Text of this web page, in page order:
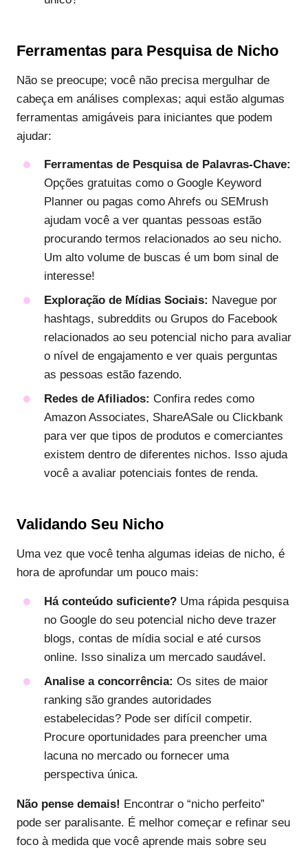
Ferramentas para Pesquisa de Nicho
Não se preocupe; você não precisa mergulhar de
cabeça em análises complexas; aqui estão algumas
ferramentas amigáveis para iniciantes que podem
ajudar:
Ferramentas de Pesquisa de Palavras-Chave:
Opções gratuitas como o Google Keyword
Planner ou pagas como Ahrefs ou SEMrush
ajudam você a ver quantas pessoas estão
procurando termos relacionados ao seu nicho.
Um alto volume de buscas é um bom sinal de
interesse!
Exploração de Mídias Sociais: Navegue por
hashtags, subreddits ou Grupos do Facebook
relacionados ao seu potencial nicho para avaliar
o nível de engajamento e ver quais perguntas
as pessoas estão fazendo.
Redes de Afiliados: Confira redes como
Amazon Associates, ShareASale ou Clickbank
para ver que tipos de produtos e comerciantes
existem dentro de diferentes nichos. Isso ajuda
você a avaliar potenciais fontes de renda.
Validando Seu Nicho
Uma vez que você tenha algumas ideias de nicho, é
hora de aprofundar um pouco mais:
Há conteúdo suficiente? Uma rápida pesquisa
no Google do seu potencial nicho deve trazer
blogs, contas de mídia social e até cursos
online. Isso sinaliza um mercado saudável.
Analise a concorrência: Os sites de maior
ranking são grandes autoridades
estabelecidas? Pode ser difícil competir.
Procure oportunidades para preencher uma
lacuna no mercado ou fornecer uma
perspectiva única.
Não pense demais! Encontrar o “nicho perfeito”
pode ser paralisante. É melhor começar e refinar seu
foco à medida que você aprende mais sobre seu